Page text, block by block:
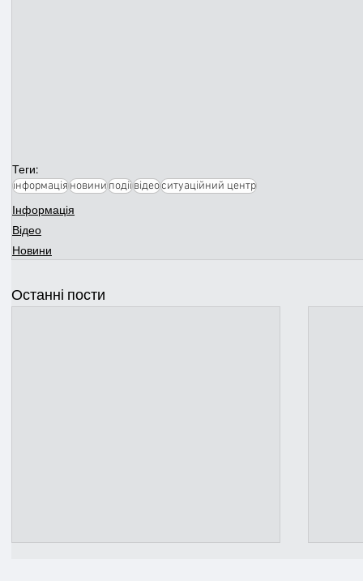
Теги:
інформаціяновиниподіївідеоситуаційний центр
Інформація
Відео
Новини
Останні пости